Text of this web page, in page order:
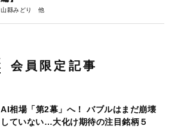
山縣みどり
会員限定記事
AI相場「第2幕」へ！ バブルはまだ崩壊
していない…大化け期待の注目銘柄５